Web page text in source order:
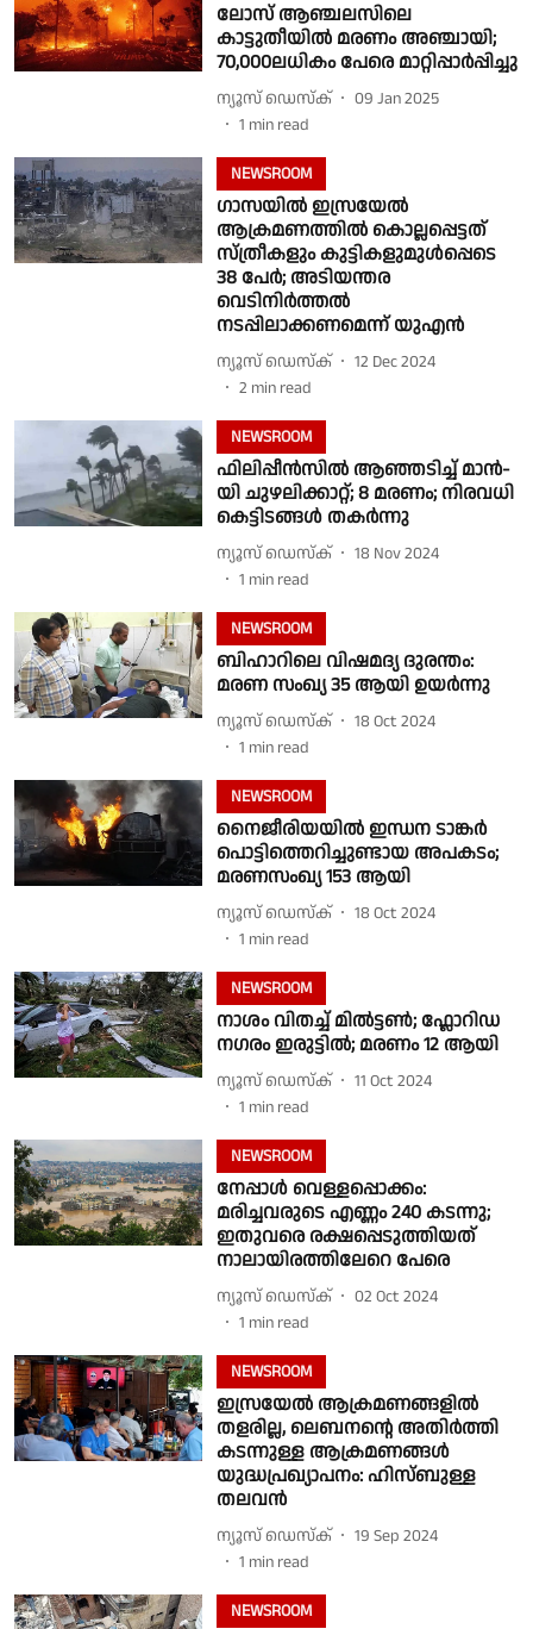
ലോസ് ആഞ്ചലസിലെ
കാട്ടുതീയിൽ മരണം അഞ്ചായി;
70,000ലധികം പേരെ മാറ്റിപ്പാര്‍പ്പിച്ചു
ന്യൂസ് ഡെസ്ക്
09 Jan 2025
1 min read
NEWSROOM
ഗാസയിൽ ഇസ്രയേൽ
ആക്രമണത്തിൽ കൊല്ലപ്പെട്ടത്
സ്ത്രീകളും കുട്ടികളുമുൾപ്പെടെ
38 പേർ; അടിയന്തര
വെടിനിർത്തൽ
നടപ്പിലാക്കണമെന്ന് യുഎൻ
ന്യൂസ് ഡെസ്ക്
12 Dec 2024
2 min read
NEWSROOM
ഫിലിപ്പീൻസിൽ ആഞ്ഞടിച്ച് മാൻ-
യി ചുഴലിക്കാറ്റ്; 8 മരണം; നിരവധി
കെട്ടിടങ്ങൾ തകർന്നു
ന്യൂസ് ഡെസ്ക്
18 Nov 2024
1 min read
NEWSROOM
ബിഹാറിലെ വിഷമദ്യ ദുരന്തം:
മരണ സംഖ്യ 35 ആയി ഉയർന്നു
ന്യൂസ് ഡെസ്ക്
18 Oct 2024
1 min read
NEWSROOM
നൈജീരിയയിൽ ഇന്ധന ടാങ്കർ
പൊട്ടിത്തെറിച്ചുണ്ടായ അപകടം;
മരണസംഖ്യ 153 ആയി
ന്യൂസ് ഡെസ്ക്
18 Oct 2024
1 min read
NEWSROOM
നാശം വിതച്ച് മിൽട്ടൺ; ഫ്ലോറിഡ
നഗരം ഇരുട്ടിൽ; മരണം 12 ആയി
ന്യൂസ് ഡെസ്ക്
11 Oct 2024
1 min read
NEWSROOM
നേപ്പാള്‍ വെള്ളപ്പൊക്കം:
മരിച്ചവരുടെ എണ്ണം 240 കടന്നു;
ഇതുവരെ രക്ഷപ്പെടുത്തിയത്
നാലായിരത്തിലേറെ പേരെ
ന്യൂസ് ഡെസ്ക്
02 Oct 2024
1 min read
NEWSROOM
ഇസ്രയേൽ ആക്രമണങ്ങളിൽ
തളരില്ല, ലെബനൻ്റെ അതിർത്തി
കടന്നുള്ള ആക്രമണങ്ങൾ
യുദ്ധപ്രഖ്യാപനം: ഹിസ്ബുള്ള
തലവൻ
ന്യൂസ് ഡെസ്ക്
19 Sep 2024
1 min read
NEWSROOM